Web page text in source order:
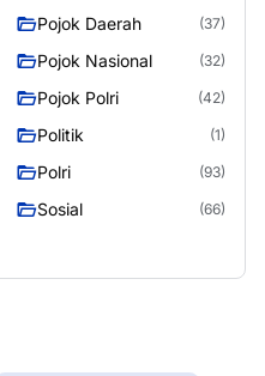
Pojok Daerah (37)
Pojok Nasional (32)
Pojok Polri (42)
Politik (1)
Polri (93)
Sosial (66)